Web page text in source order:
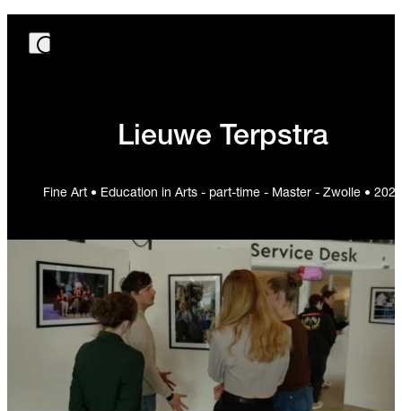
Lieuwe Terpstra
Fine Art • Education in Arts - part-time - Master - Zwolle • 2025